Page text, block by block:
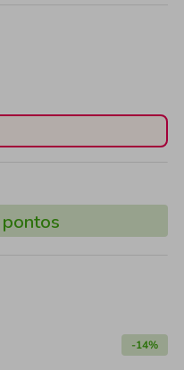
pontos
-14%